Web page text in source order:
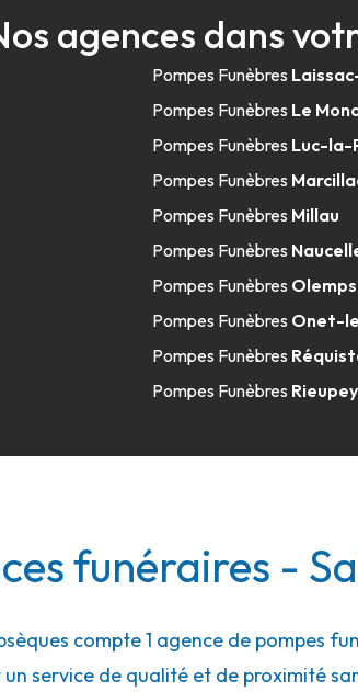
agences dans
Pompes Funèbres
Pompes Funèbres Le
Pompes Funèbres Luc-la-
Pompes Funèbres
Pompes Funèbres Millau
Pompes Funèbres
Pompes Funèbres Olemps
Pompes Funèbres Onet-
Pompes Funèbres
Pompes Funèbres
funéraires -
compte 1 agence de pompes
service de qualité et de proximité